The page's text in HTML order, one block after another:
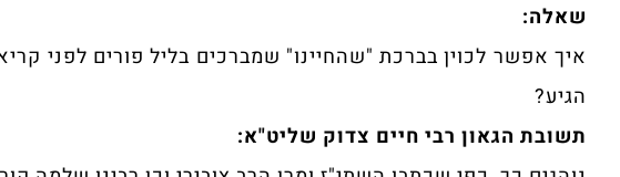
שאלה:
איך אפשר לכוין בברכת "שהחיינו" שמברכים בליל פורים לפני
הגיע?
תשובת הגאון רבי חיים צדוק שליט"א: